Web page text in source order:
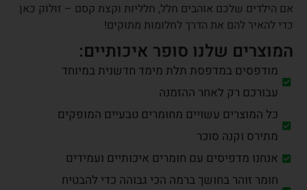
אם הילדים שלכם אוהבים חלל, חלליות וקצת קסם – זוּלוֹק כאן
כדי להאיר להם את הדרך לחלומות מתוקים!
המוצרים שלנו סופר איכותיים:
מודפסים במדפסת תלת מימד חדשנית במיוחד
עבורכם רק לאחר ההזמנה
כל המוצרים עשויים מחומרים טבעיים המופקים
מתירס וקנה סוכר
אנחנו מדפיסים עם חומרים איכותיים ועמידים
חומר זוהר בחושך ברמה הכי גבוהה כדי להבטיח